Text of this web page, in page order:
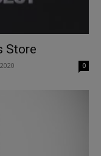
Store
0